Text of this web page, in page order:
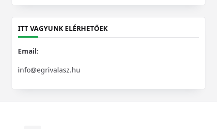
for:
ITT VAGYUNK ELÉRHETŐEK
Email:
info@egrivalasz.hu